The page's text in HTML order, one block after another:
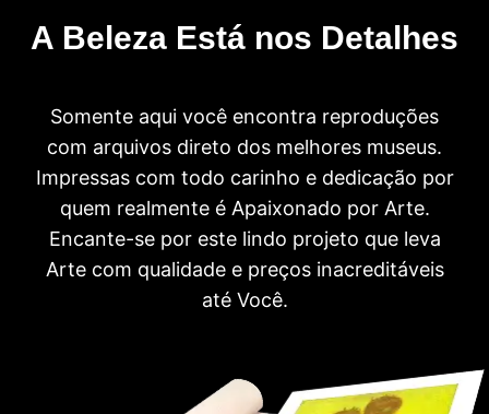
A Beleza Está nos Detalhes
Somente aqui você encontra reproduções
com arquivos direto dos melhores museus.
Impressas com todo carinho e dedicação por
quem realmente é Apaixonado por Arte.
Encante-se por este lindo projeto que leva
Arte com qualidade e preços inacreditáveis
até Você.